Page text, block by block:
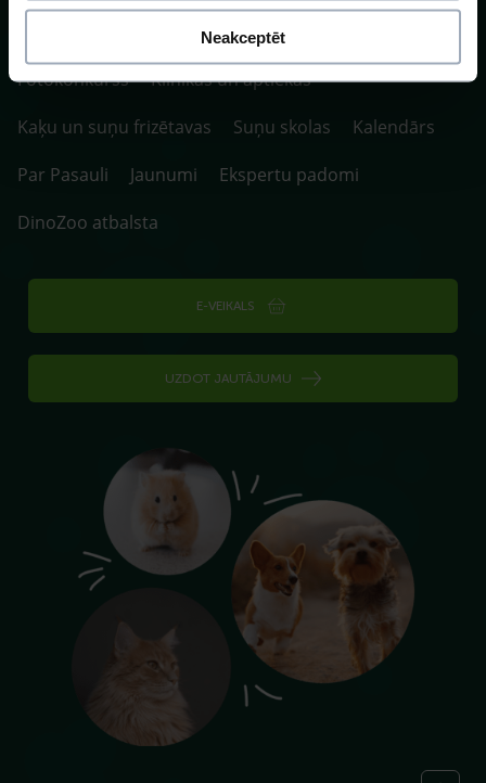
Neakceptēt
P. 10:00-20:00 / S.SV. 10:00-16:00
Fotokonkurss
Klīnikas un aptiekas
Kaķu un suņu frizētavas
Suņu skolas
Kalendārs
Par Pasauli
Jaunumi
Ekspertu padomi
DinoZoo atbalsta
E-VEIKALS
UZDOT JAUTĀJUMU